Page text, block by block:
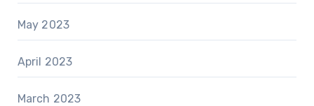
May 2023
April 2023
March 2023